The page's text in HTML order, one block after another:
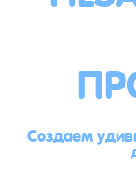
Создаем